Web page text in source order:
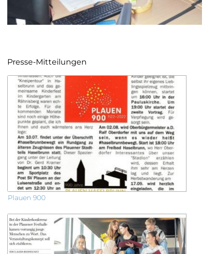
Presse-Mitteilungen
Plauen 900